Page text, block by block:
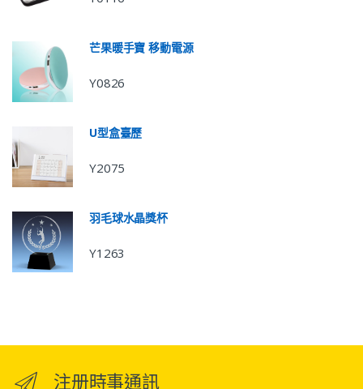
芒果暖手寶 移動電源
Y0826
U型盒臺歷
Y2075
羽毛球水晶獎杯
Y1263
注册時事通訊